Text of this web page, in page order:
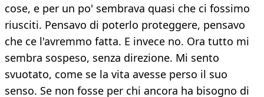
cose, e per un po' sembrava quasi che ci fossimo
riusciti. Pensavo di poterlo proteggere, pensavo
che ce l'avremmo fatta. E invece no. Ora tutto mi
sembra sospeso, senza direzione. Mi sento
svuotato, come se la vita avesse perso il suo
senso. Se non fosse per chi ancora ha bisogno di